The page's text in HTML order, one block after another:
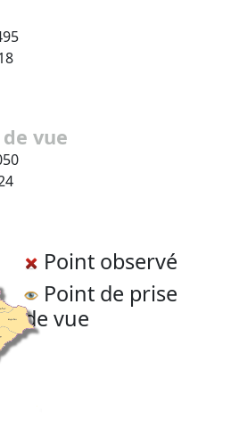
vue
Point observé
Point de prise
de vue